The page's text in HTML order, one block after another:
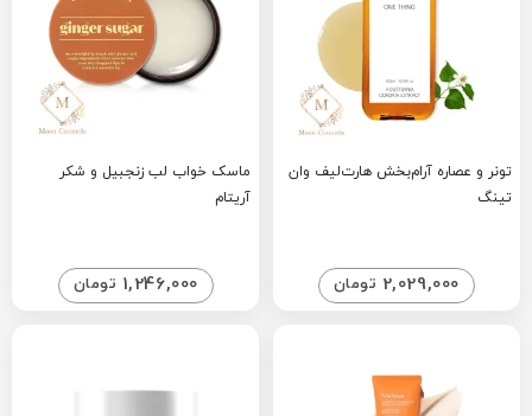
تونر و عصاره آرام‌بخش هارت‌لیف وان
تینگ
2,029,000 تومان
ماسک خواب لب زنجبیل و شکر
آریتام
1,246,000 تومان